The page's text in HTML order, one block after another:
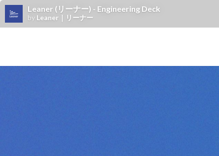
Leaner (リーナー) - Engineering Deck
by Leaner｜リーナー